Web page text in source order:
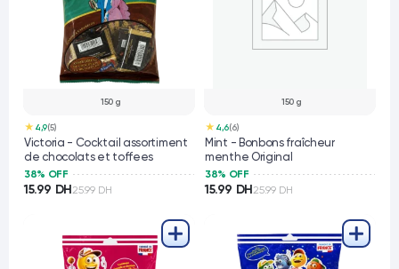
150 g
★ 4,9(5)
Victoria - Cocktail assortiment
de chocolats et toffees
38% OFF
15.99 DH 25.99 DH
150 g
★ 4,6(6)
Mint - Bonbons fraîcheur
menthe Original
38% OFF
15.99 DH 25.99 DH